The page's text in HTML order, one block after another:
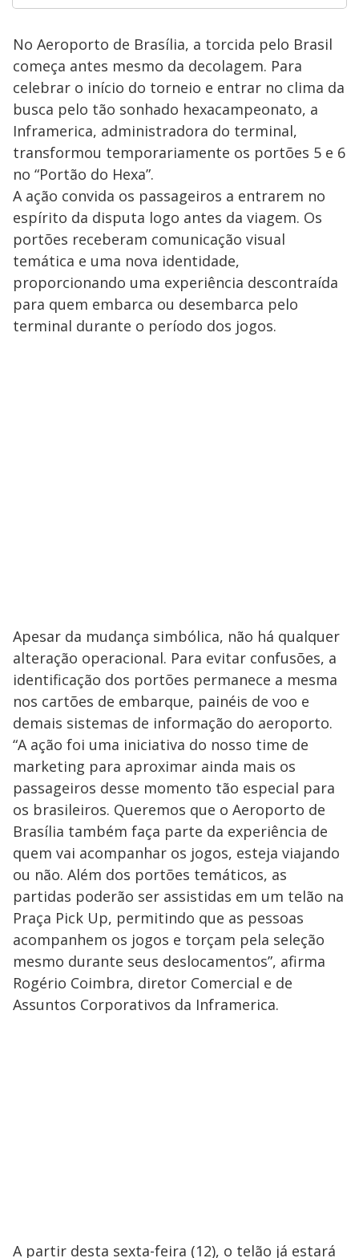
No Aeroporto de Brasília, a torcida pelo Brasil
começa antes mesmo da decolagem. Para
celebrar o início do torneio e entrar no clima da
busca pelo tão sonhado hexacampeonato, a
Inframerica, administradora do terminal,
transformou temporariamente os portões 5 e 6
no “Portão do Hexa”.
A ação convida os passageiros a entrarem no
espírito da disputa logo antes da viagem. Os
portões receberam comunicação visual
temática e uma nova identidade,
proporcionando uma experiência descontraída
para quem embarca ou desembarca pelo
terminal durante o período dos jogos.
Apesar da mudança simbólica, não há qualquer
alteração operacional. Para evitar confusões, a
identificação dos portões permanece a mesma
nos cartões de embarque, painéis de voo e
demais sistemas de informação do aeroporto.
“A ação foi uma iniciativa do nosso time de
marketing para aproximar ainda mais os
passageiros desse momento tão especial para
os brasileiros. Queremos que o Aeroporto de
Brasília também faça parte da experiência de
quem vai acompanhar os jogos, esteja viajando
ou não. Além dos portões temáticos, as
partidas poderão ser assistidas em um telão na
Praça Pick Up, permitindo que as pessoas
acompanhem os jogos e torçam pela seleção
mesmo durante seus deslocamentos”, afirma
Rogério Coimbra, diretor Comercial e de
Assuntos Corporativos da Inframerica.
A partir desta sexta-feira (12), o telão já estará